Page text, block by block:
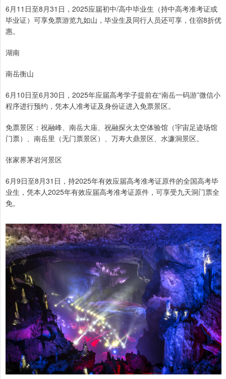
6月11日至8月31日，2025应届初中/高中毕业生（持中高考准考证或
毕业证）可享免票游览九如山，毕业生及同行人员还可享，住宿8折优
惠。
湖南
南岳衡山
6月10日至6月30日，2025年应届高考学子提前在“南岳一码游”微信小
程序进行预约，凭本人准考证及身份证进入免票景区。
免票景区：祝融峰、南岳大庙、祝融探火太空体验馆（宇宙足迹场馆
门票）、南岳里（无门票景区）、万寿大鼎景区、水濂洞景区。
张家界茅岩河景区
6月9日至8月31日，持2025年有效应届高考准考证原件的全国高考毕
业生，凭本人2025年有效应届高考准考证原件，可享受九天洞门票全
免。